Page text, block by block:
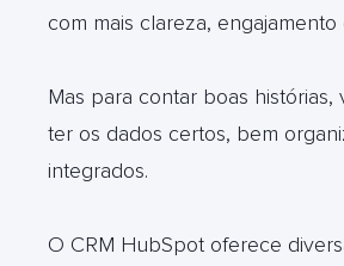
com mais clareza, engajamento
Mas para contar boas histórias,
ter os dados certos, bem
integrados.
O CRM HubSpot oferece